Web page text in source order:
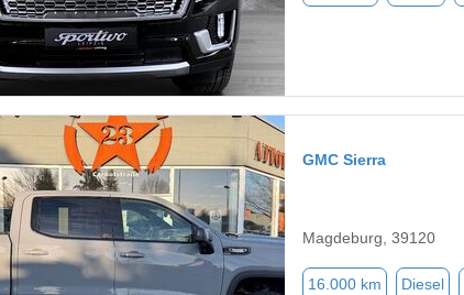
GMC Sierra
Magdeburg, 39120
16.000 km Diesel